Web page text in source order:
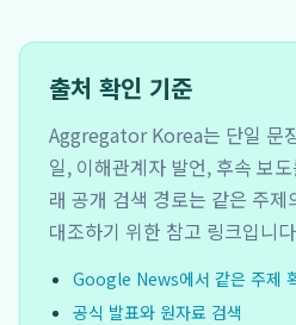
출처 확인 기준
Aggregator Korea는 단일 문
일, 이해관계자 발언, 후속 보
래 공개 검색 경로는 같은 주
대조하기 위한 참고 링크입니
Google News에서 같은 주제
공식 발표와 원자료 검색